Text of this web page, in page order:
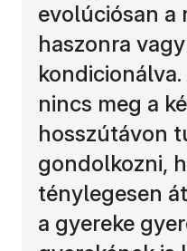
evolúciósan a
haszonra
nincs meg a
hosszútávon
gondolkozni,
ténylegesen
a gyereke